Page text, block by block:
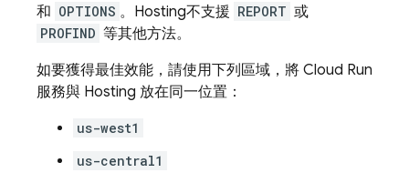
和 OPTIONS 。 Hosting不支援 REPORT 或
PROFIND 等其他方法。
如要獲得最佳效能，請使用下列區域，將 Cloud Run
服務與 Hosting 放在同一位置：
us-west1
us-central1